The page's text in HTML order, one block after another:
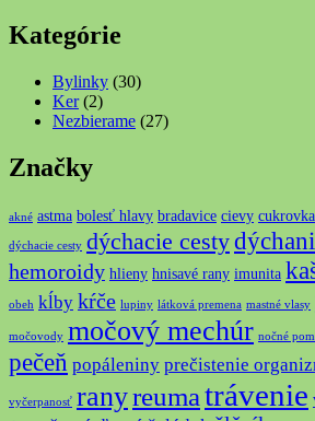
Kategórie
Bylinky (30)
Ker(2)
Nezbierame (27)
Značky
akné astma bolesť hlavy bradavice cievy cukrovka
dýchacie cesty dýchacie cesty
hemoroidy hlieny hnisavé rany imunita
obeh kĺby kŕče lupiny látková premena mastné vlasy
močovody močový mechúr nočné
pečeň popáleniny prečistenie
vyčerpanosť ranyreumatrávenie